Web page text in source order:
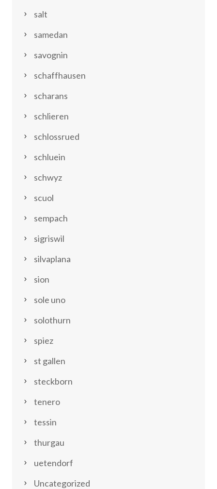
salt
samedan
savognin
schaffhausen
scharans
schlieren
schlossrued
schluein
schwyz
scuol
sempach
sigriswil
silvaplana
sion
sole uno
solothurn
spiez
st gallen
steckborn
tenero
tessin
thurgau
uetendorf
Uncategorized